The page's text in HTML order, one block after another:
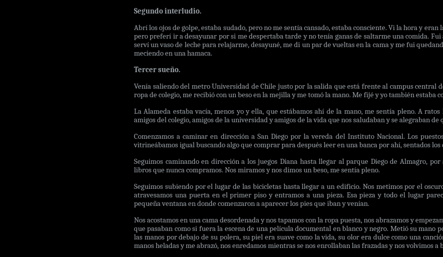
Segundo interludio.
Abrí los ojos de golpe, estaba sudado, pero no me sentía cansado, estaba consciente. Vi la hora y
pero preferí ir a desayunar por si me despertaba tarde y no tenía ganas de saltarme una comida. Fui
serví un vaso de leche para relajarme, desayuné, me di un par de vueltas en la cama y me fui
meciendo en una hamaca.
Tercer sueño.
Venía saliendo del metro Universidad de Chile justo por la salida que está frente al campus central
ropa de colegio, me recibió con un beso en la mejilla y me tomó la mano. Me fijé y yo también estaba
La Alameda estaba vacía, menos yo y ella, que estábamos ahí de la mano, me sentía pleno. A
amigos del colegio, amigos de la universidad y amigos de la vida que nos saludaban y se alegraban de
Comenzamos a caminar en dirección a San Diego por la vereda del Instituto Nacional. Los
vitrineábamos igual buscando algo que comprar para después leer en una banca por ahí, sentados los
Seguimos caminando en dirección a los juegos Diana hasta llegar al parque Diego de Almagro,
libros que nunca compramos. Nos miramos y nos dimos un beso, me sentía pleno.
Seguimos subiendo por el lugar de las bicicletas hasta llegar a un edificio. Nos metimos por el
atravesamos una puerta en el primer piso y entramos a una pieza. Esa pieza y todo el lugar
pequeña ventana en donde comenzaron a aparecer los pies que iban y venían.
Nos acostamos en una cama desordenada y nos tapamos con la ropa puesta, nos abrazamos y
que pasaban como si fuera la escena de una película documental en blanco y negro. Metió su mano
las manos por debajo de su polera, su piel era suave como la vida, su olor era dulce como una
manos heladas y me abrazó, nos enredamos mientras se nos enrollaban las frazadas y nos volvimos a